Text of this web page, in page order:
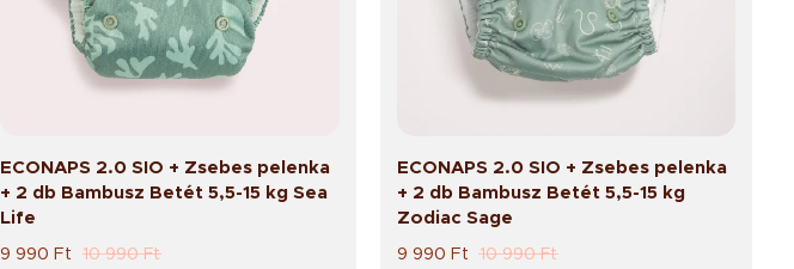
ECONAPS 2.0 SIO + Zsebes pelenka
+ 2 db Bambusz Betét 5,5-15 kg Sea
Life
9 990 Ft 10 990Ft
ECONAPS 2.0 SIO + Zsebes pelenka
+ 2 db Bambusz Betét 5,5-15 kg
Zodiac Sage
9 990 Ft 10 990Ft